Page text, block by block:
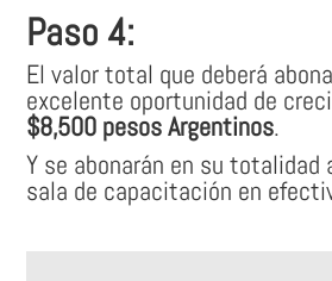
Paso 4:
El valor total que deberá
excelente oportunidad de
$8,500 pesos Argentinos.
Y se abonarán en su totalidad
sala de capacitación en